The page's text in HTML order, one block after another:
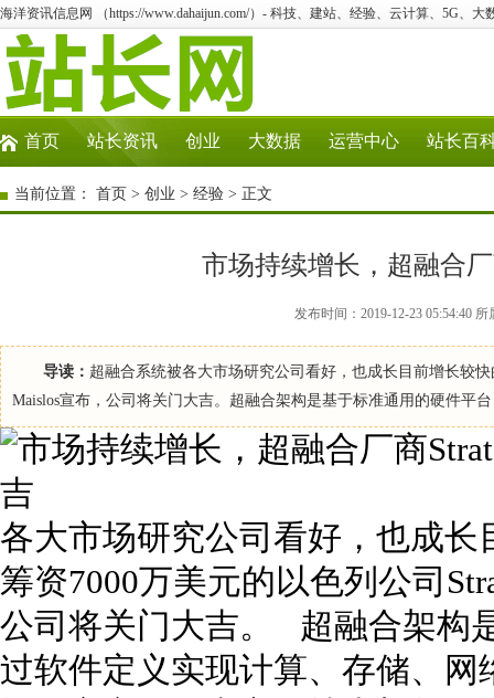
海洋资讯信息网 （https://www.dahaijun.com/）- 科技、建站、经验、云计算、5G、大
首页 站长资讯 创业 大数据 运营中心 站长百
当前位置： 首页 > 创业 > 经验 > 正文
市场持续增长，超融合
发布时间：2019-12-23 05:54:40
导读： 超融合系统被各大市场研究公司看好，也成长目前增长较
Maislos宣布，公司将关门大吉。超融合架构是基于标准通用的硬件平
各大市场研究公司看好，也成
筹资7000万美元的以色列公司
公司将关门大吉。 超融合架构
过软件定义实现计算、存储、